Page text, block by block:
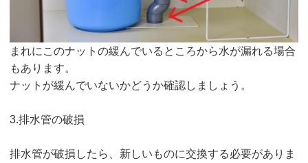
まれにこのナットの緩んでいるところから水が漏れる場合
もあります。
ナットが緩んでいないかどうか確認しましょう。
3.排水管の破損
排水管が破損したら、新しいものに交換する必要がありま